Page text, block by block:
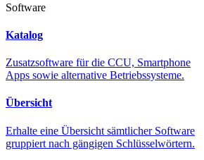
Software
Katalog
Zusatzsoftware für die CCU, Smartphone
Apps sowie alternative Betriebssysteme.
Übersicht
Erhalte eine Übersicht sämtlicher Software
gruppiert nach gängigen Schlüsselwörtern.